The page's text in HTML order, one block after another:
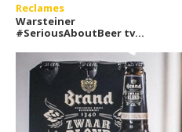
Reclames
Warsteiner
#SeriousAboutBeer tv